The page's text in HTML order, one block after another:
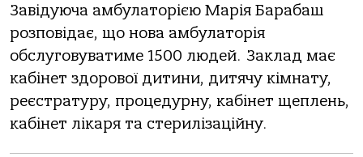
Завідуюча амбулаторією Марія Барабаш
розповідає, що нова амбулаторія
обслуговуватиме 1500 людей. Заклад має
кабінет здорової дитини, дитячу кімнату,
реєстратуру, процедурну, кабінет щеплень,
кабінет лікаря та стерилізаційну.